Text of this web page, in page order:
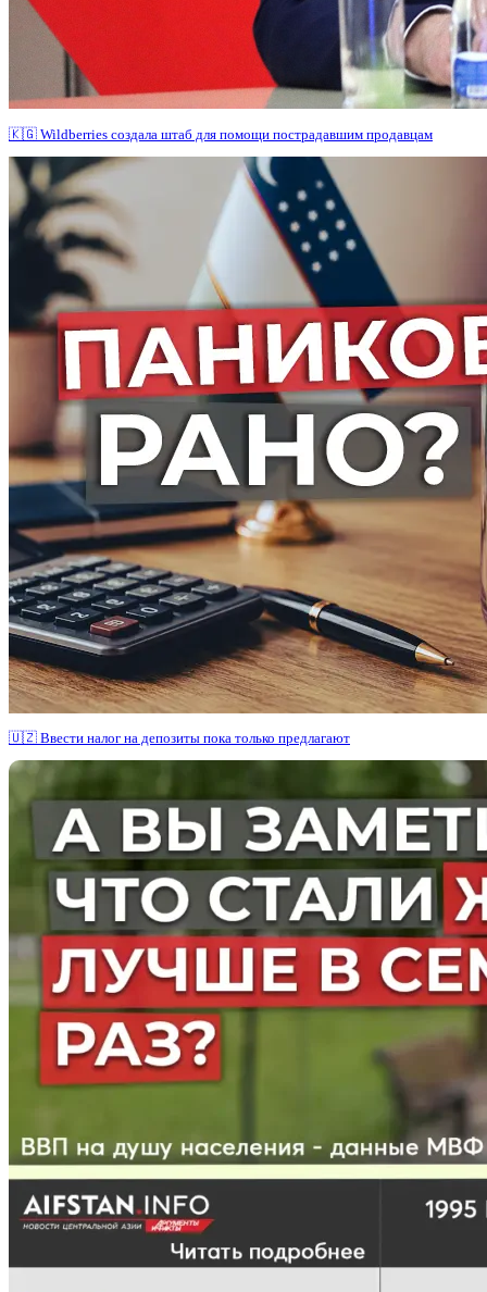
🇰🇬 Wildberries создала штаб для помощи пострадавшим продавцам
🇺🇿 Ввести налог на депозиты пока только предлагают